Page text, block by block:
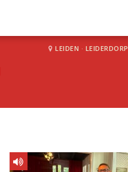
LEIDEN · LEIDERDORP